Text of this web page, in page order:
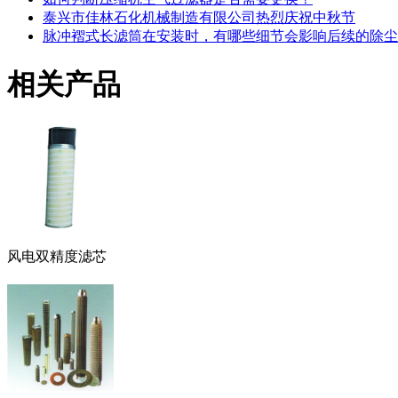
泰兴市佳林石化机械制造有限公司热烈庆祝中秋节
脉冲褶式长滤筒在安装时，有哪些细节会影响后续的除
相关产品
风电双精度滤芯